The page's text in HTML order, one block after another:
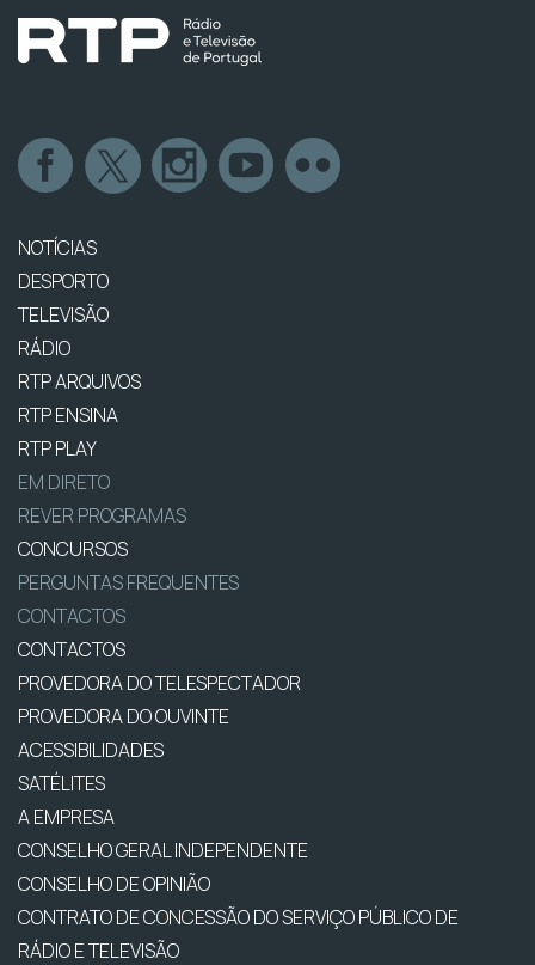
NOTÍCIAS
DESPORTO
TELEVISÃO
RÁDIO
RTP ARQUIVOS
RTP ENSINA
RTP PLAY
EM DIRETO
REVER PROGRAMAS
CONCURSOS
PERGUNTAS FREQUENTES
CONTACTOS
CONTACTOS
PROVEDORA DO TELESPECTADOR
PROVEDORA DO OUVINTE
ACESSIBILIDADES
SATÉLITES
A EMPRESA
CONSELHO GERAL INDEPENDENTE
CONSELHO DE OPINIÃO
CONTRATO DE CONCESSÃO DO SERVIÇO PÚBLICO DE
RÁDIO E TELEVISÃO